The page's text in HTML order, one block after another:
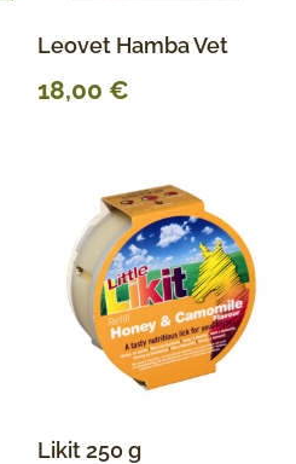
Leovet Hamba Vet
18,00 €
Likit 250 g